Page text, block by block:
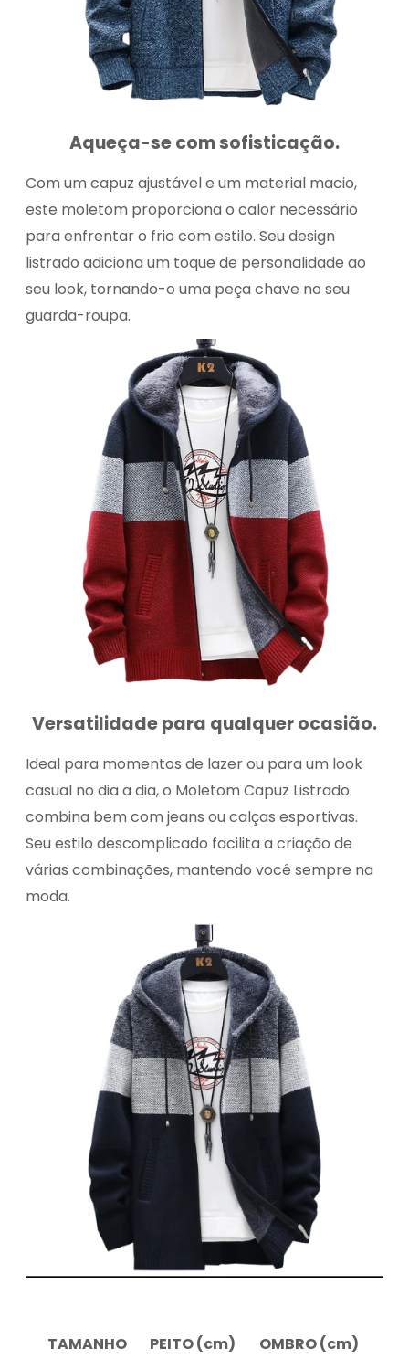
Aqueça-se com sofisticação.
Com um capuz ajustável e um material macio,
este moletom proporciona o calor necessário
para enfrentar o frio com estilo. Seu design
listrado adiciona um toque de personalidade ao
seu look, tornando-o uma peça chave no seu
guarda-roupa.
Versatilidade para qualquer ocasião.
Ideal para momentos de lazer ou para um look
casual no dia a dia, o Moletom Capuz Listrado
combina bem com jeans ou calças esportivas.
Seu estilo descomplicado facilita a criação de
várias combinações, mantendo você sempre na
moda.
TAMANHO PEITO (cm)
OMBRO (cm)